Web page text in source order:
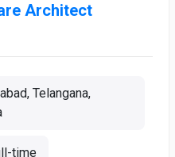
Architect
Telangana,
time